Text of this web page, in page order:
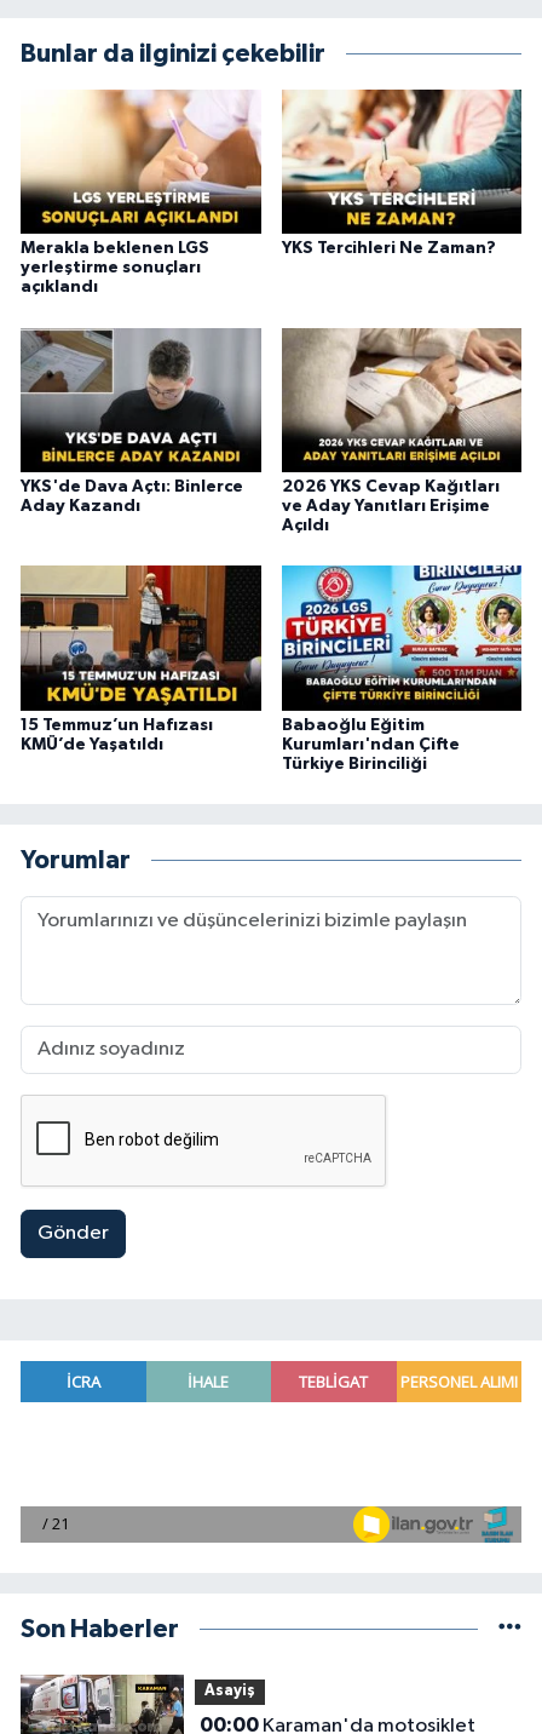
Bunlar da ilginizi çekebilir
Merakla beklenen LGS
yerleştirme sonuçları
açıklandı
YKS Tercihleri Ne Zaman?
YKS'de Dava Açtı: Binlerce
Aday Kazandı
2026 YKS Cevap Kağıtları
ve Aday Yanıtları Erişime
Açıldı
15 Temmuz’un Hafızası
KMÜ’de Yaşatıldı
Babaoğlu Eğitim
Kurumları'ndan Çifte
Türkiye Birinciliği
Yorumlar
Gönder
Son Haberler
Asayiş
00:00Karaman'da motosiklet